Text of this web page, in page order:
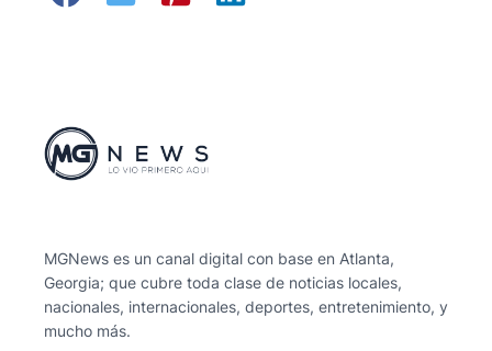
MGNews es un canal digital con base en Atlanta,
Georgia; que cubre toda clase de noticias locales,
nacionales, internacionales, deportes, entretenimiento, y
mucho más.